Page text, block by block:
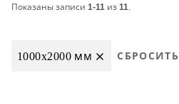
Показаны записи 1-11 из11.
1000x2000 мм СБРОСИТЬ